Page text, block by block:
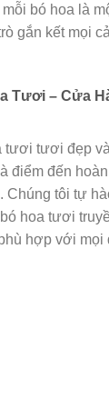
bó hoa là
gắn kết mọi
Tươi – Cửa
tươi tươi đẹp
điểm đến
Chúng tôi tự
hoa tươi
hợp với mọi